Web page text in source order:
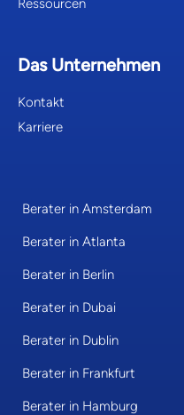
Das Unternehmen
Kontakt
Karriere
Berater in Amsterdam
Berater in Atlanta
Berater in Berlin
Berater in Dubai
Berater in Dublin
Berater in Frankfurt
Berater in Hamburg